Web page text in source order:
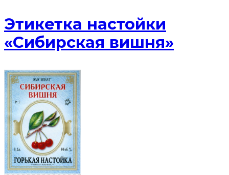
Этикетка настойки
«Сибирская вишня»